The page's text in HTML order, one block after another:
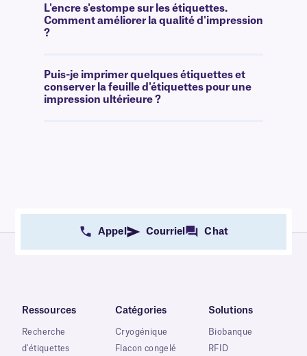
L'encre s'estompe sur les étiquettes.
Comment améliorer la qualité d'impression
?
Puis-je imprimer quelques étiquettes et
conserver la feuille d'étiquettes pour une
impression ultérieure ?
Appel Courriel Chat
Ressources
Recherche
d'étiquettes
Catégories
Cryogénique
Flacon congelé
Solutions
Biobanque
RFID